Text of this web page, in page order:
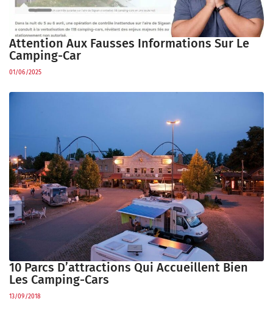
Attention Aux Fausses Informations Sur Le
Camping-Car
01/06/2025
10 Parcs D’attractions Qui Accueillent Bien
Les Camping-Cars
13/09/2018